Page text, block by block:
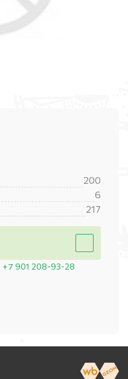
200
6
217
+7 901 208-93-28